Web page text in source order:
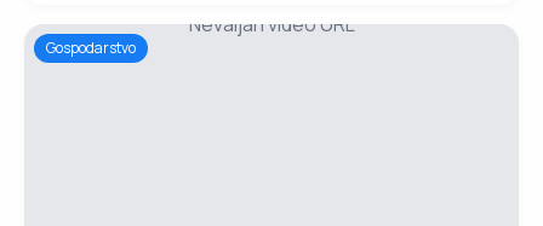
Nevaljan video URL
Gospodarstvo